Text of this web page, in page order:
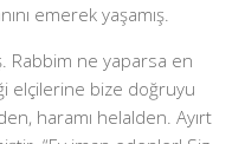
emerek yaşamış.
Rabbim ne yaparsa en
elçilerine bize doğruyu
haramı helalden. Ayırt